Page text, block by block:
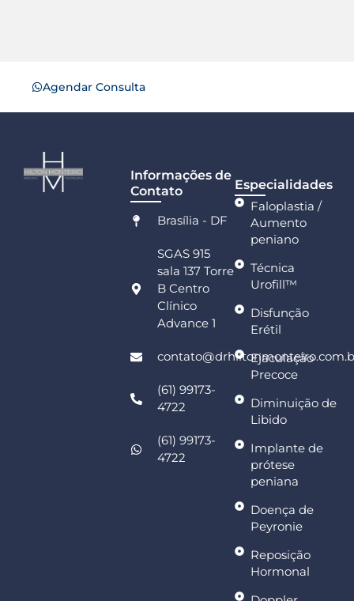
Agendar Consulta
Informações de
Contato
Brasília - DF
SGAS 915
sala 137 Torre
B Centro
Clínico
Advance 1
(61) 99173-
4722
(61) 99173-
4722
Especialidades
Faloplastia /
Aumento
peniano
Técnica
Urofill™
Disfunção
Erétil
Ejaculação
Precoce
Diminuição de
Libido
Implante de
prótese
peniana
Doença de
Peyronie
Reposição
Hormonal